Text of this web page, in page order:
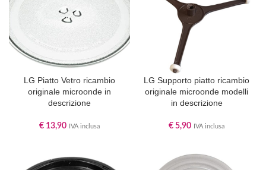
LG Piatto Vetro ricambio
originale microonde in
descrizione
€ 13,90 IVA inclusa
LG Supporto piatto ricambio
originale microonde modelli
in descrizione
€ 5,90 IVA inclusa